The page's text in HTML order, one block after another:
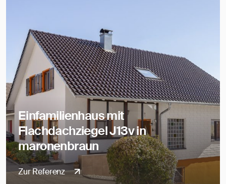
Einfamilienhaus mit
Flachdachziegel J13v in
maronenbraun
Zur Referenz